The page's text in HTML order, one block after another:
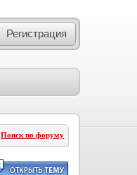
Регистрация
Поиск по форуму